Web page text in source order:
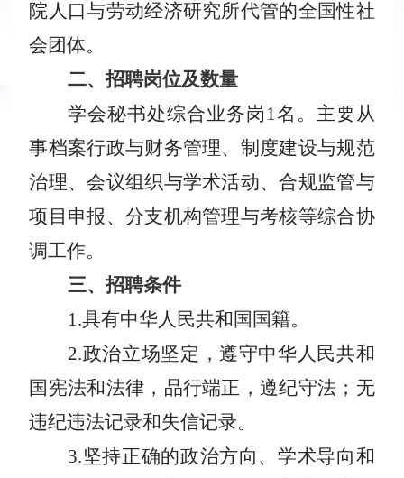
院人口与劳动经济研究所代管的全国性社
会团体。
二、招聘岗位及数量
学会秘书处综合业务岗 1名。主要从
事档案行政与财务管理、制度建设与规范
治理、会议组织与学术活动、合规监管与
项目申报、分支机构管理与考核等综合协
调工作。
三、招聘条件
1.具有中华人民共和国国籍。
2.政治立场坚定，遵守中华人民共和
国宪法和法律，品行端正，遵纪守法；无
违纪违法记录和失信记录。
3.坚持正确的政治方向、学术导向和